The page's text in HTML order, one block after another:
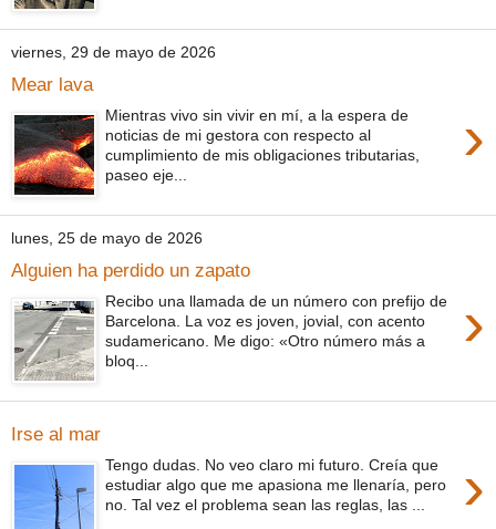
viernes, 29 de mayo de 2026
Mear lava
›
Mientras vivo sin vivir en mí, a la espera de
noticias de mi gestora con respecto al
cumplimiento de mis obligaciones tributarias,
paseo eje...
lunes, 25 de mayo de 2026
Alguien ha perdido un zapato
›
Recibo una llamada de un número con prefijo de
Barcelona. La voz es joven, jovial, con acento
sudamericano. Me digo: «Otro número más a
bloq...
Irse al mar
›
Tengo dudas. No veo claro mi futuro. Creía que
estudiar algo que me apasiona me llenaría, pero
no. Tal vez el problema sean las reglas, las ...